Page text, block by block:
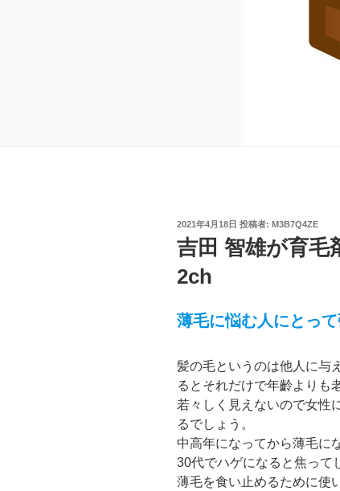
投
日:
2021年4月18日 投稿者: M3B7Q4ZE
吉田 智雄が育毛
2ch
薄毛に悩む人にとっ
髪の毛というのは他人に与
るとそれだけで年齡よりも
若々しく見えないので女性
るでしょう。
中高年になってから薄毛に
30代でハゲになると焦って
薄毛を食い止めるために使